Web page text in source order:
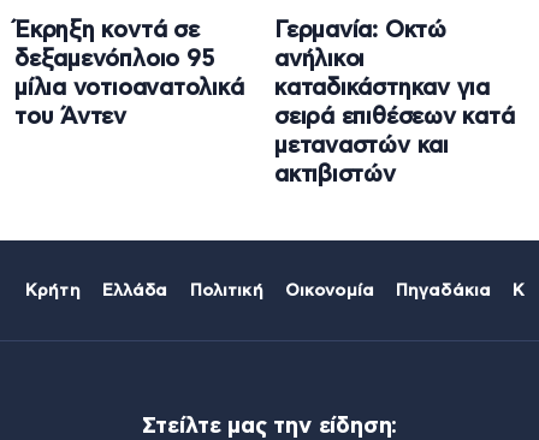
Έκρηξη κοντά σε
δεξαμενόπλοιο 95
μίλια νοτιοανατολικά
του Άντεν
Γερμανία: Οκτώ
ανήλικοι
καταδικάστηκαν για
σειρά επιθέσεων κατά
μεταναστών και
ακτιβιστών
Κρήτη Ελλάδα Πολιτική Οικονομία Πηγαδάκια
Στείλτε μας την είδηση: